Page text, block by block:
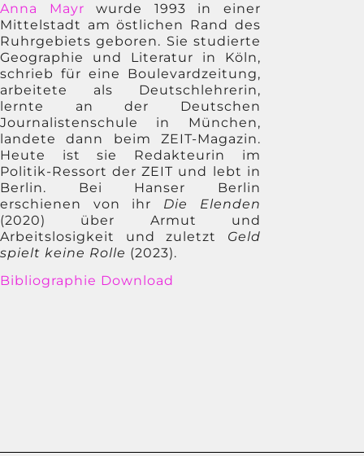
Anna Mayr wurde 1993 in einer
Mittelstadt am östlichen Rand des
Ruhrgebiets geboren. Sie studierte
Geographie und Literatur in Köln,
schrieb für eine Boulevardzeitung,
arbeitete als Deutschlehrerin,
lernte an der Deutschen
Journalistenschule in München,
landete dann beim ZEIT-Magazin.
Heute ist sie Redakteurin im
Politik-Ressort der ZEIT und lebt in
Berlin. Bei Hanser Berlin
erschienen von ihr Die Elenden
(2020) über Armut und
Arbeitslosigkeit und zuletzt Geld
spielt keine Rolle (2023).
Bibliographie Download